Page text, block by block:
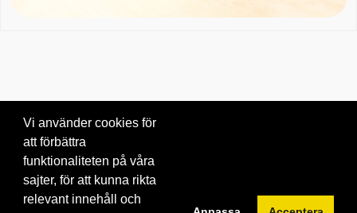
© 2026 Brainville AB. |Villkor för tjänsten
Byt språk:
Vi använder cookies för
att förbättra
funktionaliteten på våra
sajter, för att kunna rikta
relevant innehåll och